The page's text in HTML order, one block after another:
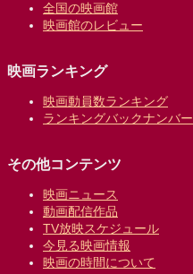
全国の映画館
映画館のレビュー
映画ランキング
映画動員数ランキング
ランキングバックナンバー
その他コンテンツ
映画ニュース
動画配信作品
TV放映スケジュール
今見る映画情報
映画の時間について